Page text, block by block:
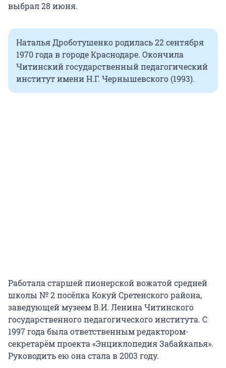
выбрал 28 июня.
Наталья Дроботушенко родилась 22 сентября
1970 года в городе Краснодаре. Окончила
Читинский государственный педагогический
институт имени Н.Г. Чернышевского (1993).
Работала старшей пионерской вожатой средней
школы № 2 посёлка Кокуй Сретенского района,
заведующей музеем В.И. Ленина Читинского
государственного педагогического института. С
1997 года была ответственным редактором-
секретарём проекта «Энциклопедия Забайкалья».
Руководить ею она стала в 2003 году.